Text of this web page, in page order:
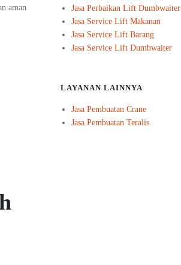
aman
Jasa Perbaikan Lift Dumbwaiter
Jasa Service Lift Makanan
Jasa Service Lift Barang
Jasa Service Lift Dumbwaiter
LAYANAN LAINNYA
Jasa Pembuatan Crane
Jasa Pembuatan Teralis